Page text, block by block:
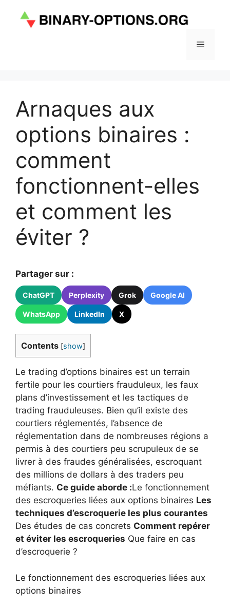
contenu
Menu
Arnaques aux
options binaires :
comment
fonctionnent-elles
et comment les
éviter ?
Partager sur :
ChatGPT Perplexity Grok Google AI
WhatsApp LinkedIn X
Contents [show]
Le trading d’options binaires est un terrain
fertile pour les courtiers frauduleux, les faux
plans d’investissement et les tactiques de
trading frauduleuses. Bien qu’il existe des
courtiers réglementés, l’absence de
réglementation dans de nombreuses régions a
permis à des courtiers peu scrupuleux de se
livrer à des fraudes généralisées, escroquant
des millions de dollars à des traders peu
méfiants. Ce guide aborde :Le fonctionnement
des escroqueries liées aux options binaires Les
techniques d’escroquerie les plus courantes
Des études de cas concrets Comment repérer
et éviter les escroqueries Que faire en cas
d’escroquerie ?
Le fonctionnement des escroqueries liées aux
options binaires